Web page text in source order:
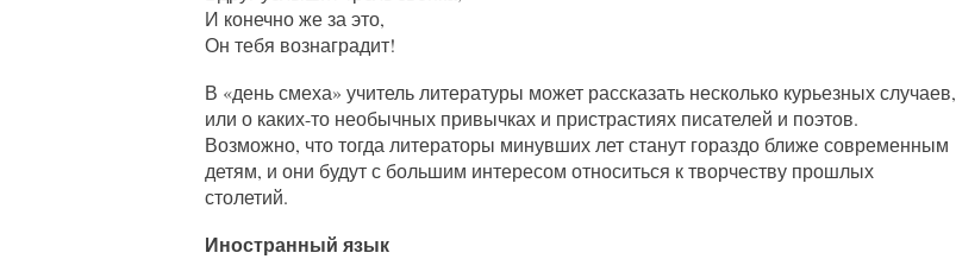
И конечно же за это,
Он тебя вознаградит!
В «день смеха» учитель литературы может рассказать несколько курьезных случаев,
или о каких-то необычных привычках и пристрастиях писателей и поэтов.
Возможно, что тогда литераторы минувших лет станут гораздо ближе современным
детям, и они будут с большим интересом относиться к творчеству прошлых
столетий.
Иностранный язык